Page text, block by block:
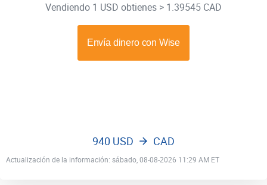
Vendiendo 1 USD obtienes > 1.39545 CAD
Actualización de la información: sábado, 08-08-2026 11:29 AM ET
940 USD CAD